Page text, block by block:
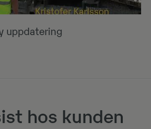
uppdatering
hos kunden